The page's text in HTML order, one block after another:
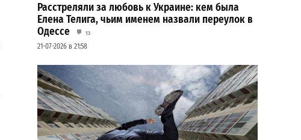
Расстреляли за любовь к Украине: кем была
Елена Телига, чьим именем назвали переулок в
Одессе
13
21-07-2026 в 21:58